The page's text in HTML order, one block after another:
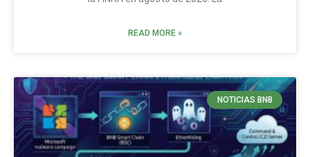
READ MORE »
NOTICIAS BNB